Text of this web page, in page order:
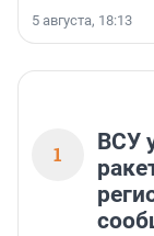
5 августа, 18:13
1
ВСУ